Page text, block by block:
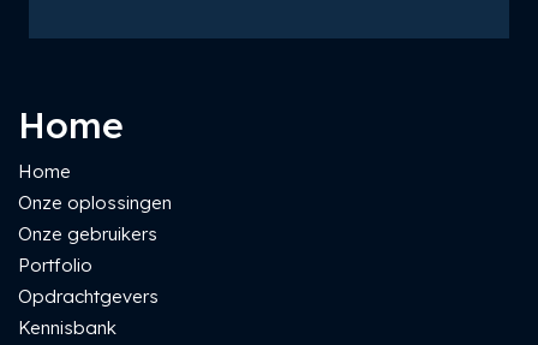
Home
Home
Onze oplossingen
Onze gebruikers
Portfolio
Opdrachtgevers
Kennisbank